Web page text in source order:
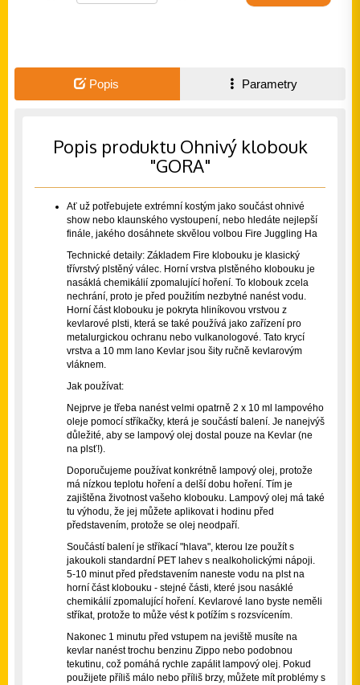
Popis Parametry
Popis produktu Ohnivý klobouk
"GORA"
Ať už potřebujete extrémní kostým jako součást ohnivé
show nebo klaunského vystoupení, nebo hledáte nejlepší
finále, jakého dosáhnete skvělou volbou Fire Juggling Ha
Technické detaily: Základem Fire klobouku je klasický
třívrstvý plstěný válec. Horní vrstva plstěného klobouku je
nasáklá chemikálií zpomalující hoření. To klobouk zcela
nechrání, proto je před použitím nezbytné nanést vodu.
Horní část klobouku je pokryta hliníkovou vrstvou z
kevlarové plsti, která se také používá jako zařízení pro
metalurgickou ochranu nebo vulkanologové. Tato krycí
vrstva a 10 mm lano Kevlar jsou šity ručně kevlarovým
vláknem.
Jak používat:
Nejprve je třeba nanést velmi opatrně 2 x 10 ml lampového
oleje pomocí stříkačky, která je součástí balení. Je nanejvýš
důležité, aby se lampový olej dostal pouze na Kevlar (ne
na plsť!).
Doporučujeme používat konkrétně lampový olej, protože
má nízkou teplotu hoření a delší dobu hoření. Tím je
zajištěna životnost vašeho klobouku. Lampový olej má také
tu výhodu, že jej můžete aplikovat i hodinu před
představením, protože se olej neodpaří.
Součástí balení je stříkací "hlava", kterou lze použít s
jakoukoli standardní PET lahev s nealkoholickými nápoji.
5-10 minut před představením naneste vodu na plst na
horní část klobouku - stejné části, které jsou nasáklé
chemikálií zpomalující hoření. Kevlarové lano byste neměli
stříkat, protože to může vést k potížím s rozsvícením.
Nakonec 1 minutu před vstupem na jeviště musíte na
kevlar nanést trochu benzinu Zippo nebo podobnou
tekutinu, což pomáhá rychle zapálit lampový olej. Pokud
použijete příliš málo nebo příliš brzy, můžete mít problémy s